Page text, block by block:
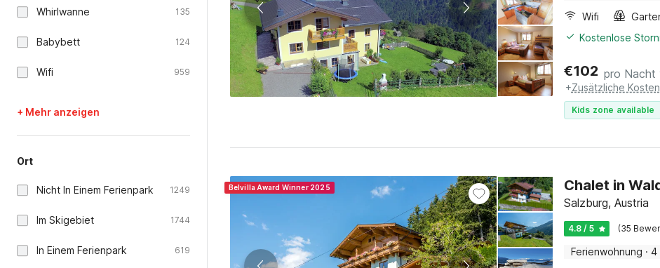
Whirlwanne 135
Babybett 124
Wifi 959
+ Mehr anzeigen
Ort
Nicht In Einem Ferienpark 1249
Im Skigebiet 1744
In Einem Ferienpark 619
Wifi
Kostenlose
€102 pro Nacht
+Zusätzliche Kosten
Kids zone available
Belvilla Award Winner 2025 Chalet in
Salzburg, Austria
4.8 / 5 (35
Ferienwohnung · 4